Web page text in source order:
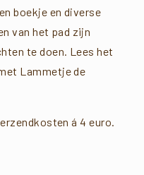
boekje en diverse
van het pad zijn
te doen. Lees het
Lammetje de
á 4 euro.